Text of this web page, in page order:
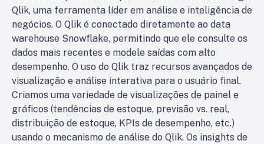
Qlik, uma ferramenta líder em análise e inteligência de
negócios. O Qlik é conectado diretamente ao data
warehouse Snowflake, permitindo que ele consulte os
dados mais recentes e modele saídas com alto
desempenho. O uso do Qlik traz recursos avançados de
visualização e análise interativa para o usuário final.
Criamos uma variedade de visualizações de painel e
gráficos (tendências de estoque, previsão vs. real,
distribuição de estoque, KPIs de desempenho, etc.)
usando o mecanismo de análise do Qlik. Os insights de